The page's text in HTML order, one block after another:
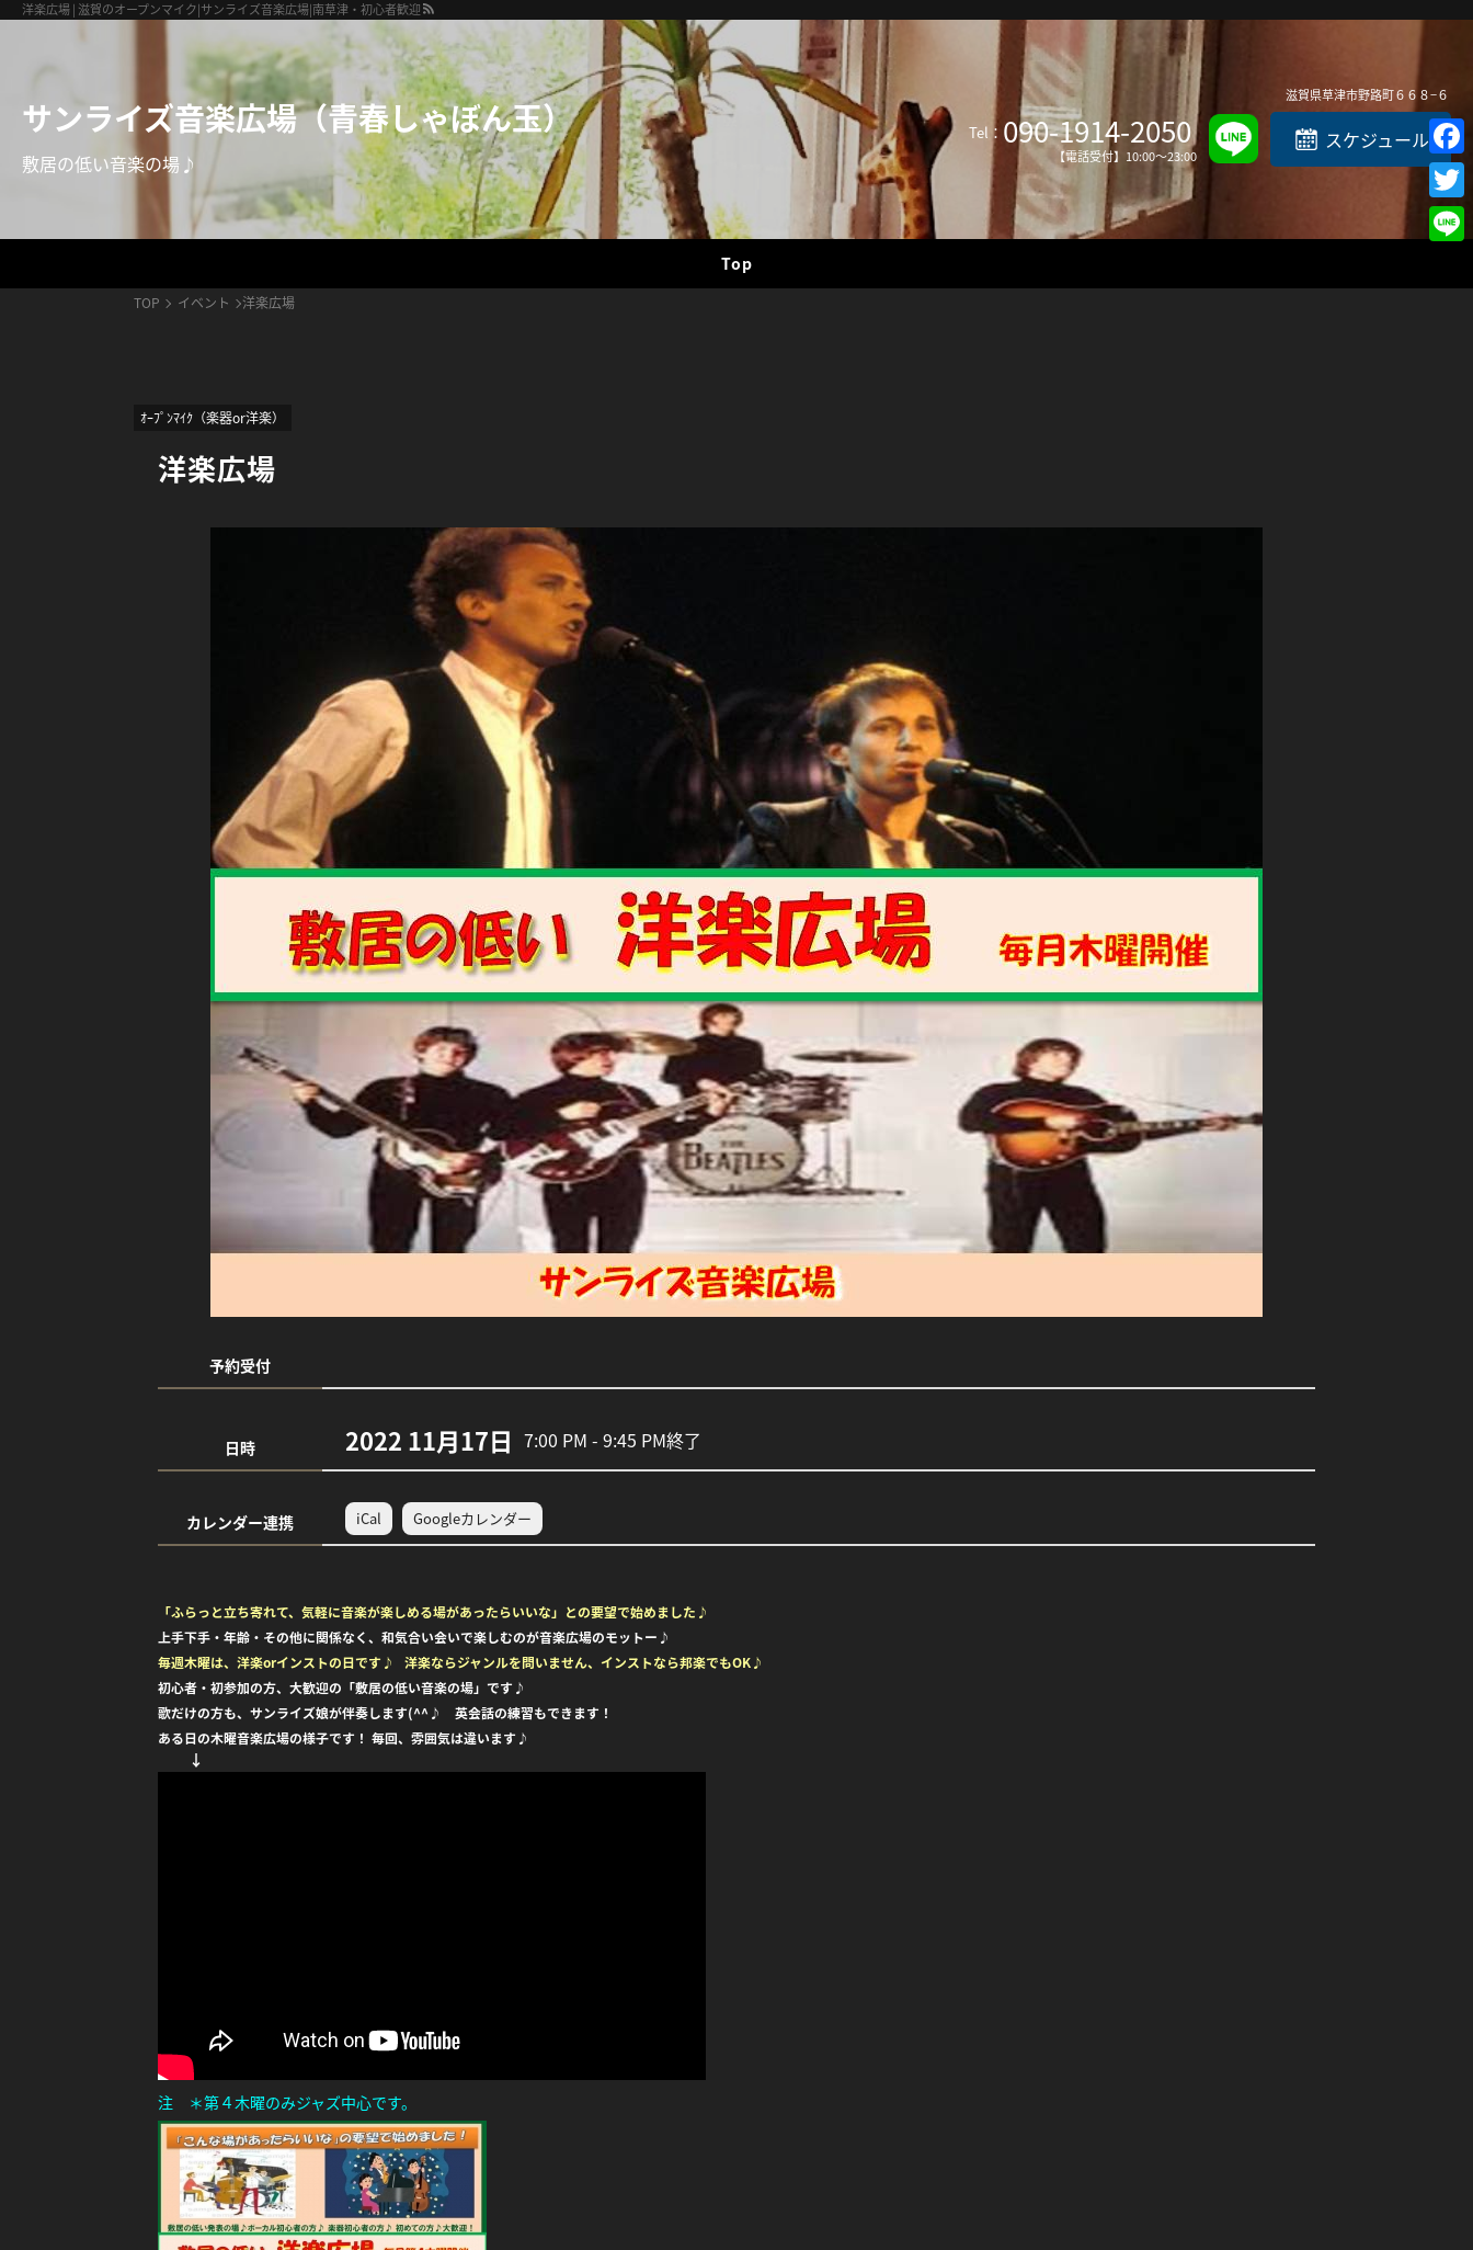
洋楽広場 | 滋賀のオープンマイク|サンライズ音楽広場|南草津・初心者歓迎
サンライズ音楽広場（青春しゃぼん玉）
敷居の低い音楽の場♪
滋賀県草津市野路町６６８−６
Tel： 090-1914-2050
【電話受付】10:00～23:00
スケジュール
Top
TOP イベント 洋楽広場
ｵｰﾌﾟﾝﾏｲｸ（楽器or洋楽）
洋楽広場
予約受付
日時 2022 11月17日 7:00 PM - 9:45 PM終了
カレンダー連携 iCal Googleカレンダー
「ふらっと立ち寄れて、気軽に音楽が楽しめる場があったらいいな」との要望で始めました♪
上手下手・年齢・その他に関係なく、和気合い会いで楽しむのが音楽広場のモットー♪
毎週木曜は、洋楽orインストの日です♪ 洋楽ならジャンルを問いません、インストなら邦楽でもOK♪
初心者・初参加の方、大歓迎の「敷居の低い音楽の場」です♪
歌だけの方も、サンライズ娘が伴奏します(^^♪ 英会話の練習もできます！
ある日の木曜音楽広場の様子です！ 毎回、雰囲気は違います♪
↓
注 ＊第４木曜のみジャズ中心です。